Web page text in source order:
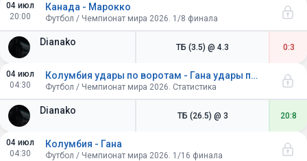
04 июл
20:00
Dianako
Канада - Марокко
Футбол / Чемпионат мира 2026. 1/8 финала
ТБ (3.5) @ 4.3 0:3
04 июл
04:30
Dianako
Колумбия удары по воротам - Гана удары по воротам
Футбол / Чемпионат мира 2026. Статистика
ТБ (26.5) @ 3 20:8
04 июл
04:30
Колумбия - Гана
Футбол / Чемпионат мира 2026. 1/16 финала